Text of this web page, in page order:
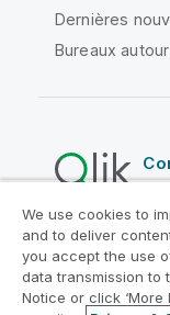
Dernières
Bureaux
Contrats
Conditions
Legal Policies
We use cookies to
and to deliver
you accept the use
data transmission to
Notice or click